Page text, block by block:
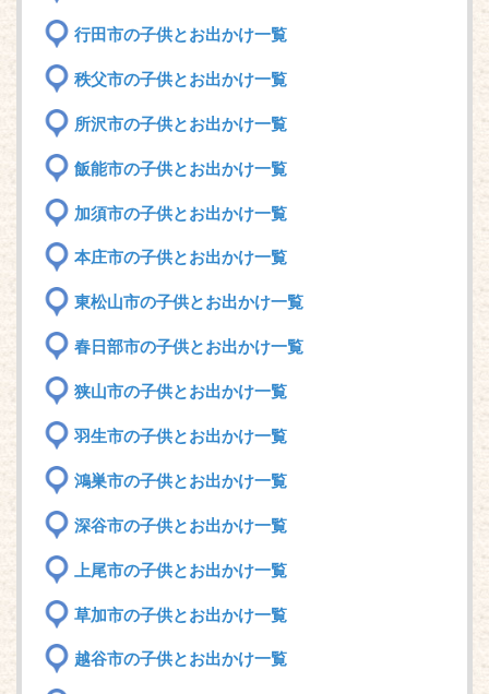
行田市の子供とお出かけ一覧
秩父市の子供とお出かけ一覧
所沢市の子供とお出かけ一覧
飯能市の子供とお出かけ一覧
加須市の子供とお出かけ一覧
本庄市の子供とお出かけ一覧
東松山市の子供とお出かけ一覧
春日部市の子供とお出かけ一覧
狭山市の子供とお出かけ一覧
羽生市の子供とお出かけ一覧
鴻巣市の子供とお出かけ一覧
深谷市の子供とお出かけ一覧
上尾市の子供とお出かけ一覧
草加市の子供とお出かけ一覧
越谷市の子供とお出かけ一覧